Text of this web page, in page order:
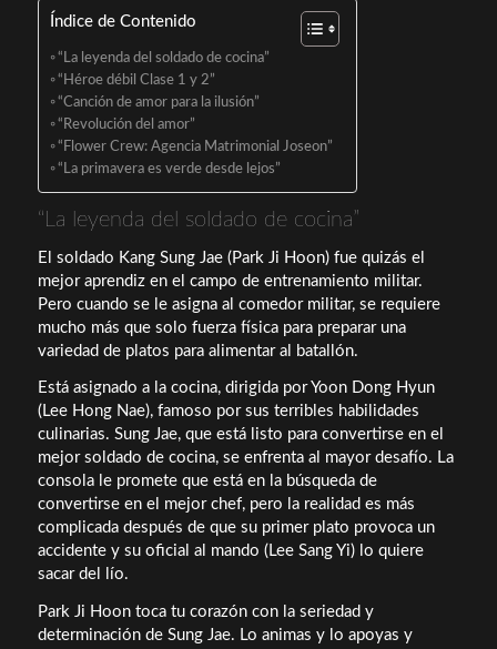
Índice de Contenido
“La leyenda del soldado de cocina”
“Héroe débil Clase 1 y 2”
“Canción de amor para la ilusión”
“Revolución del amor”
“Flower Crew: Agencia Matrimonial Joseon”
“La primavera es verde desde lejos”
“La leyenda del soldado de cocina”
El soldado Kang Sung Jae (Park Ji Hoon) fue quizás el
mejor aprendiz en el campo de entrenamiento militar.
Pero cuando se le asigna al comedor militar, se requiere
mucho más que solo fuerza física para preparar una
variedad de platos para alimentar al batallón.
Está asignado a la cocina, dirigida por Yoon Dong Hyun
(Lee Hong Nae), famoso por sus terribles habilidades
culinarias. Sung Jae, que está listo para convertirse en el
mejor soldado de cocina, se enfrenta al mayor desafío. La
consola le promete que está en la búsqueda de
convertirse en el mejor chef, pero la realidad es más
complicada después de que su primer plato provoca un
accidente y su oficial al mando (Lee Sang Yi) lo quiere
sacar del lío.
Park Ji Hoon toca tu corazón con la seriedad y
determinación de Sung Jae. Lo animas y lo apoyas y